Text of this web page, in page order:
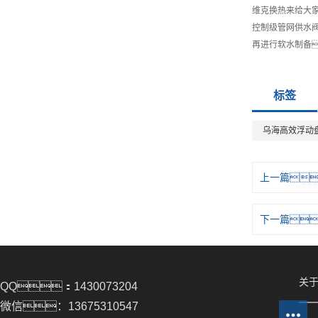
维克换热来给
控制级管网供
再进行软水制
标签
乌海高效浮动
上一篇
下一篇
QQ：1430073204
微信：13675310547
关